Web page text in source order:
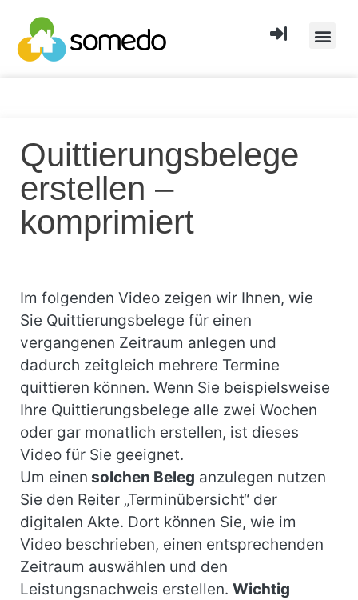
Quittierungsbelege
erstellen –
komprimiert
Im folgenden Video zeigen wir Ihnen, wie
Sie Quittierungsbelege für einen
vergangenen Zeitraum anlegen und
dadurch zeitgleich mehrere Termine
quittieren können. Wenn Sie beispielsweise
Ihre Quittierungsbelege alle zwei Wochen
oder gar monatlich erstellen, ist dieses
Video für Sie geeignet.
Um einen solchen Beleg anzulegen nutzen
Sie den Reiter „Terminübersicht“ der
digitalen Akte. Dort können Sie, wie im
Video beschrieben, einen entsprechenden
Zeitraum auswählen und den
Leistungsnachweis erstellen. Wichtig